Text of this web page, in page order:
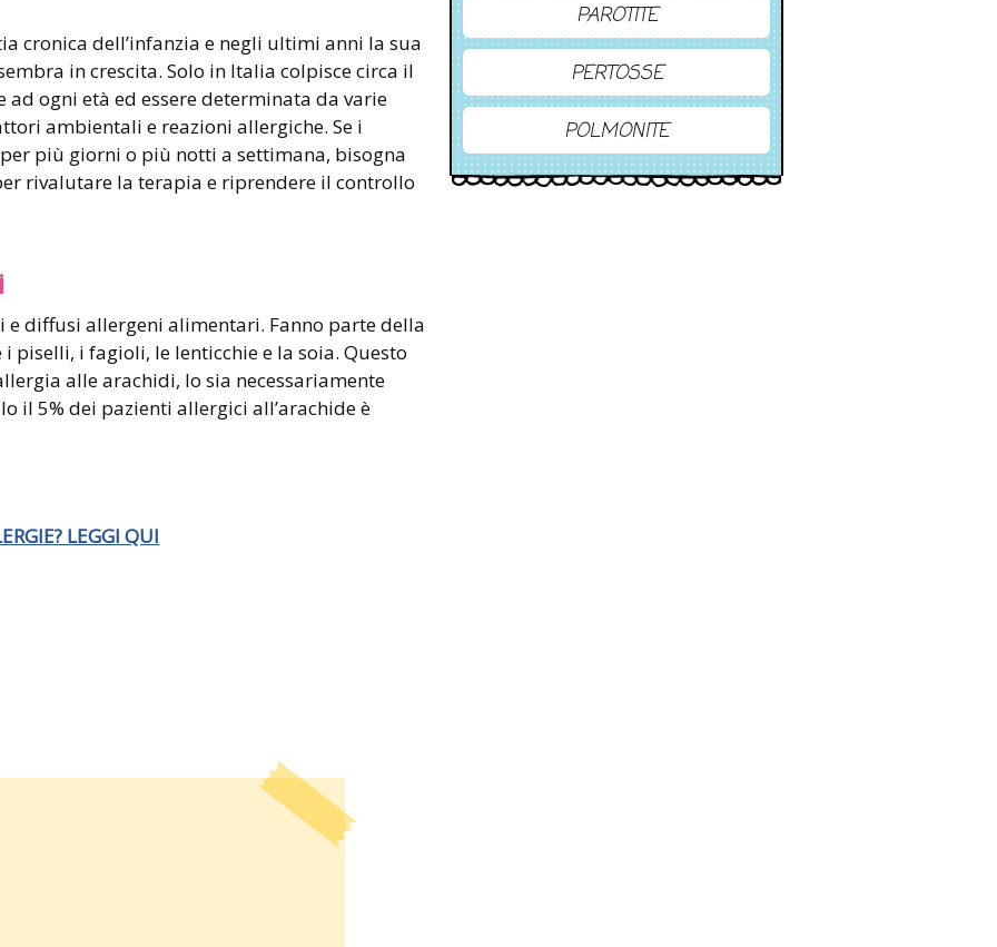
cronica dell’infanzia e negli ultimi anni la sua
in crescita. Solo in Italia colpisce circa il
ogni età ed essere determinata da varie
ambientali e reazioni allergiche. Se i
più giorni o più notti a settimana, bisogna
rivalutare la terapia e riprendere il controllo
diffusi allergeni alimentari. Fanno parte della
piselli, i fagioli, le lenticchie e la soia. Questo
alle arachidi, lo sia necessariamente
il 5% dei pazienti allergici all’arachide è
LEGGI QUI
PAROTITE
PERTOSSE
POLMONITE